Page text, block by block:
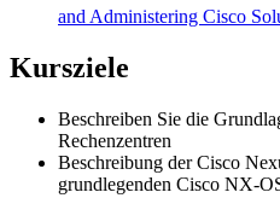
and Administering Cisco
Kursziele
Beschreiben Sie die
Rechenzentren
Beschreibung der Cisco
grundlegenden Cisco NX-